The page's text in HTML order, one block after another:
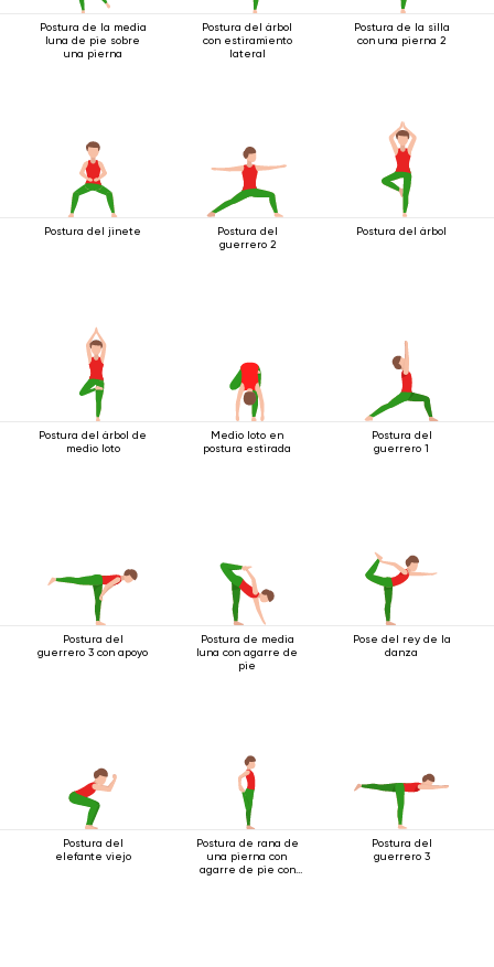
Postura de la media
luna de pie sobre
una pierna
Postura del árbol
con estiramiento
lateral
Postura de la silla
con una pierna 2
Postura del jinete
Postura del
guerrero 2
Postura del árbol
Postura del árbol de
medio loto
Medio loto en
postura estirada
Postura del
guerrero 1
Postura del
guerrero 3 con apoyo
Postura de media
luna con agarre de
pie
Pose del rey de la
danza
Postura del
elefante viejo
Postura de rana de
una pierna con
agarre de pie con
Postura del
guerrero 3